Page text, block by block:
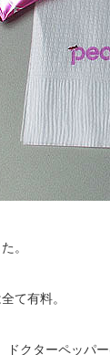
。
て有料。
ドクターペッパ